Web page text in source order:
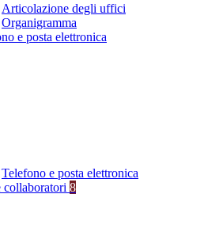
Articolazione degli uffici
Organigramma
e posta elettronica
Telefono e posta elettronica
collaboratori 8